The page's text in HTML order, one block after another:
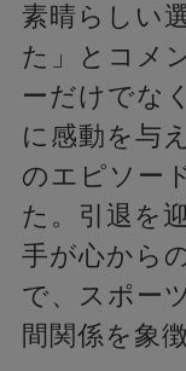
素晴らしい
た」とコメ
ーだけでな
に感動を与
のエピソー
た。引退を
手が心から
で、スポー
間関係を象